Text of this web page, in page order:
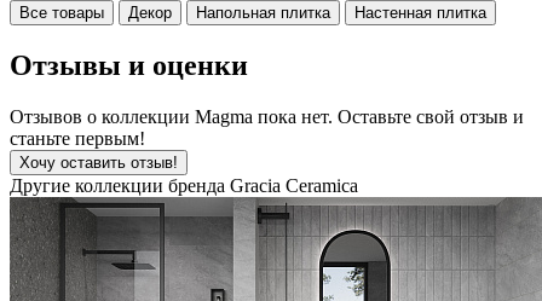
Все товары Декор Напольная плитка Настенная плитка
Отзывы и оценки
Отзывов о коллекции Magma пока нет. Оставьте свой отзыв и
станьте первым!
Хочу оставить отзыв!
Другие коллекции бренда Gracia Ceramica